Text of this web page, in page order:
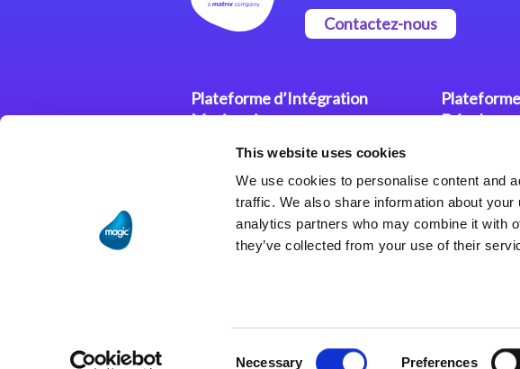
This website uses cookies
We use cookies to personalise content and
traffic. We also share information about
analytics partners who may combine it with
they’ve collected from your use of their
Necessary Preferences
Contactez-nous
Plateforme d’Intégration
Magic xpi
Plateformes d’Intégration
Solutions d’Intégration
xpa
xpa